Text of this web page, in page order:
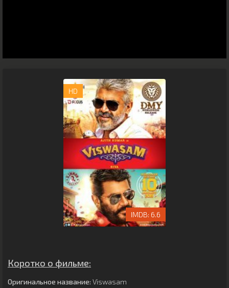
HD
6.6
Коротко о фильме:
Оригинальное название: Viswasam